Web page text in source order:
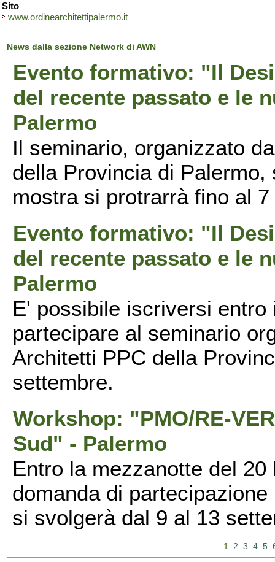
Sito
www.ordinearchitettipalermo.it
News dalla sezione Network di AWN
Evento formativo: "Il
del recente passato e le
Palermo
Il seminario, organizzato
della Provincia di
mostra si protrarrà fino al
Evento formativo: "Il
del recente passato e le
Palermo
E' possibile iscriversi
partecipare al seminario
Architetti PPC della
settembre.
Workshop: "PMO/RE-
Sud" - Palermo
Entro la mezzanotte del
domanda di
si svolgerà dal 9 al 13
1 2 3 4 5